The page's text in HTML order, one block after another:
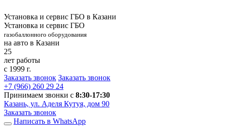
Установка и сервис ГБО в Казани
Установка и сервис ГБО
газобаллонного оборудования
на авто в Казани
25
лет работы
с 1999 г.
Заказать звонок Заказать звонок
+7 (966) 260 29 24
Принимаем звонки с 8:30-17:30
Казань, ул. Аделя Кутуя, дом 90
Заказать звонок
Написать в WhatsApp